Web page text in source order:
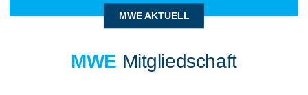
MWE AKTUELL
MWE Mitgliedschaft